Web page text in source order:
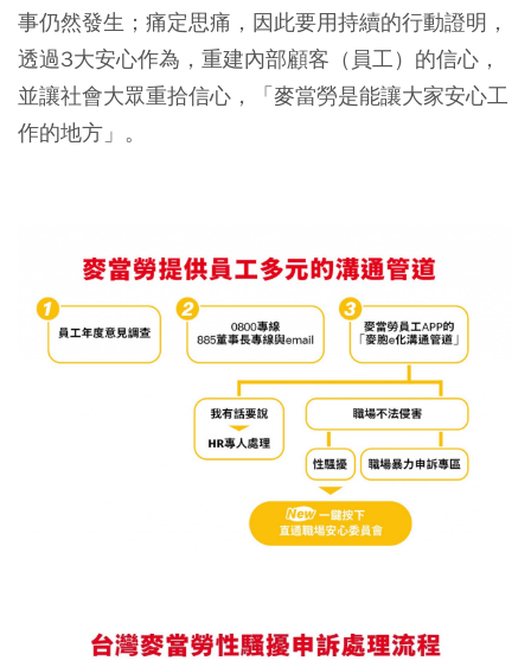
事仍然發生；痛定思痛，因此要用持續的行動證明，
透過3大安心作為，重建內部顧客（員工）的信心，
並讓社會大眾重拾信心，「麥當勞是能讓大家安心工
作的地方」。